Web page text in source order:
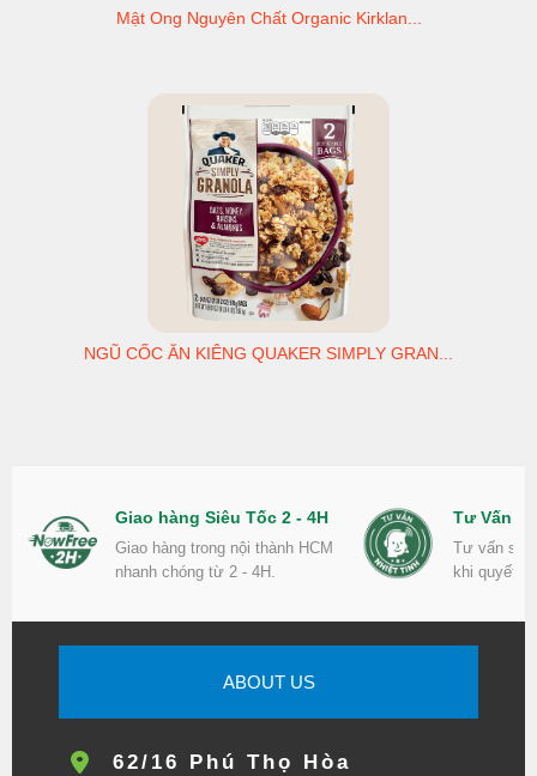
Mật Ong Nguyên Chất Organic Kirklan...
NGŨ CỐC ĂN KIÊNG QUAKER SIMPLY GRAN...
Giao hàng Siêu Tốc 2 - 4H
Giao hàng trong nội thành HCM
nhanh chóng từ 2 - 4H.
Tư Vấn
Tư vấn
khi quyết
ABOUT US
62/16 Phú Thọ Hòa